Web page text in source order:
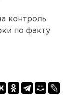
контроль
по факту